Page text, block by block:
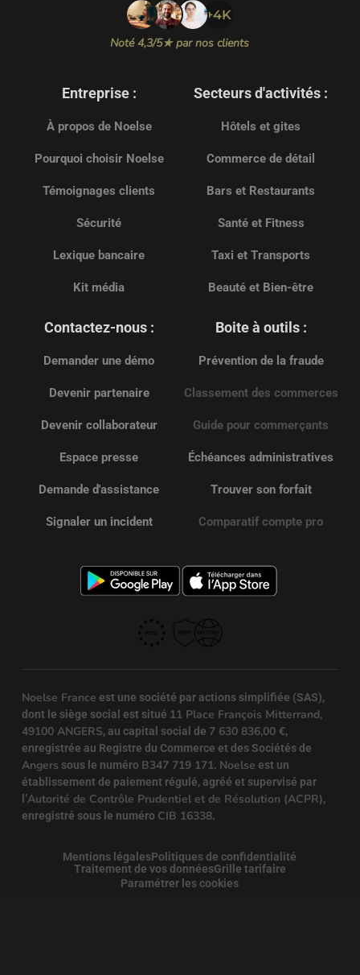
+4K
Noté 4,3/5★ par nos clients
Entreprise :
À propos de Noelse
Pourquoi choisir Noelse
Témoignages clients
Sécurité
Lexique bancaire
Kit média
Secteurs d'activités :
Hôtels et gites
Commerce de détail
Bars et Restaurants
Santé et Fitness
Taxi et Transports
Beauté et Bien-être
Contactez-nous :
Demander une démo
Devenir partenaire
Devenir collaborateur
Espace presse
Demande d'assistance
Signaler un incident
Boite à outils :
Prévention de la fraude
Classement des commerces
Guide pour commerçants
Échéances administratives
Trouver son forfait
Comparatif compte pro
Noelse France est une société par actions simplifiée (SAS),
dont le siège social est situé 11 Place François Mitterrand,
49100 ANGERS, au capital social de 7 630 836,00 €,
enregistrée au Registre du Commerce et des Sociétés de
Angers sous le numéro B347 719 171. Noelse est un
établissement de paiement régulé, agréé et supervisé par
l’Autorité de Contrôle Prudentiel et de Résolution (ACPR),
enregistré sous le numéro CIB 16338.
Mentions légalesPolitiques de confidentialité
Traitement de vos donnéesGrille tarifaire
Paramétrer les cookies